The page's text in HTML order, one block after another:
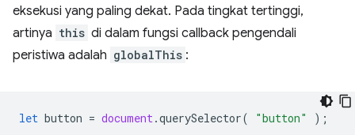
eksekusi yang paling dekat. Pada tingkat tertinggi,
artinya this di dalam fungsi callback pengendali
peristiwa adalah globalThis :
let button = document.querySelector( "button" );